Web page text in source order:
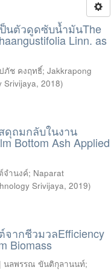
นตัวดูดซับน้ำมันThe
Linn. as
ภัช คงฤทธิ์;Jakkrapong
Srivijaya,2018)
ดุถมกลับในงาน
Bottom Ash Applied
จำนงค์; Naparat
Srivijaya,2019)
ากชีวมวลEfficiency
Biomass
นลพรรณ ขันติกุลานนท์;